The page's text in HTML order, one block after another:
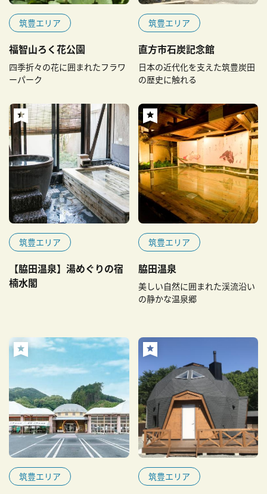
筑豊エリア
福智山ろく花公園
四季折々の花に囲まれたフラワ
ーパーク
筑豊エリア
直方市石炭記念館
日本の近代化を支えた筑豊炭田
の歴史に触れる
筑豊エリア
【脇田温泉】湯めぐりの宿
楠水閣
筑豊エリア
脇田温泉
美しい自然に囲まれた渓流沿い
の静かな温泉郷
筑豊エリア 筑豊エリア